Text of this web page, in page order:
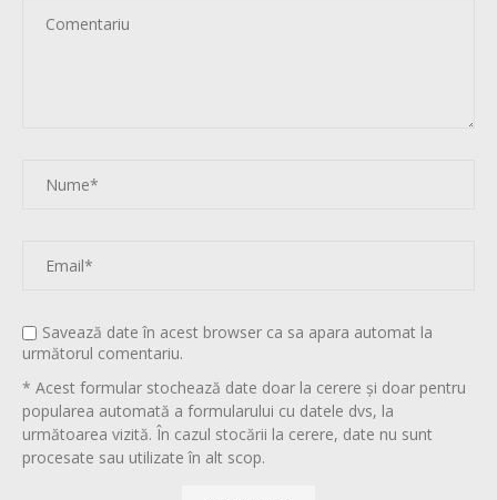
Savează date în acest browser ca sa apara automat la
următorul comentariu.
* Acest formular stochează date doar la cerere și doar pentru
popularea automată a formularului cu datele dvs, la
următoarea vizită. În cazul stocării la cerere, date nu sunt
procesate sau utilizate în alt scop.